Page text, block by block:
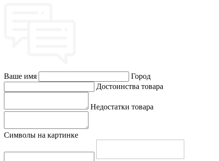
Ваше имя
Город
Достоинства товара
Недостатки товара
Символы на картинке